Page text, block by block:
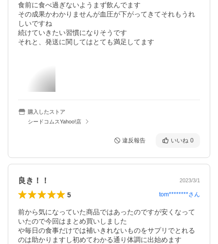
食前に食べ過ぎないようまず飲んでます
その成果かわかりませんが血圧が下がってきてそれもうれ
しいですね
続けていきたい習慣になりそうです
それと、発送に関してはとても満足してます
購入したストア
シードコムスYahoo!店
違反報告 いいね 0
良き！！ 2023/3/1
5 tom********さん
前から気になっていた商品ではあったのですが安くなって
いたので今回はまとめ買いしました
や毎日の食事だけでは補いきれないものをサプリでとれる
のは助かりますし初めてわかる通り体調に出始めます